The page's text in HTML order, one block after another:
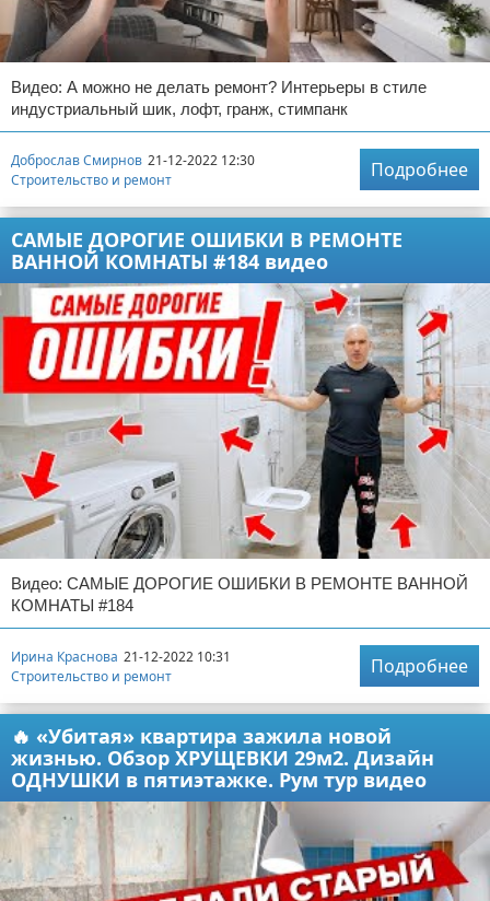
Видео: А можно не делать ремонт? Интерьеры в стиле
индустриальный шик, лофт, гранж, стимпанк
Доброслав Смирнов 21-12-2022 12:30
Строительство и ремонт
Подробнее
САМЫЕ ДОРОГИЕ ОШИБКИ В РЕМОНТЕ
ВАННОЙ КОМНАТЫ #184 видео
Видео: САМЫЕ ДОРОГИЕ ОШИБКИ В РЕМОНТЕ ВАННОЙ
КОМНАТЫ #184
Ирина Краснова 21-12-2022 10:31
Строительство и ремонт
Подробнее
🔥 «Убитая» квартира зажила новой
жизнью. Обзор ХРУЩЕВКИ 29м2. Дизайн
ОДНУШКИ в пятиэтажке. Рум тур видео